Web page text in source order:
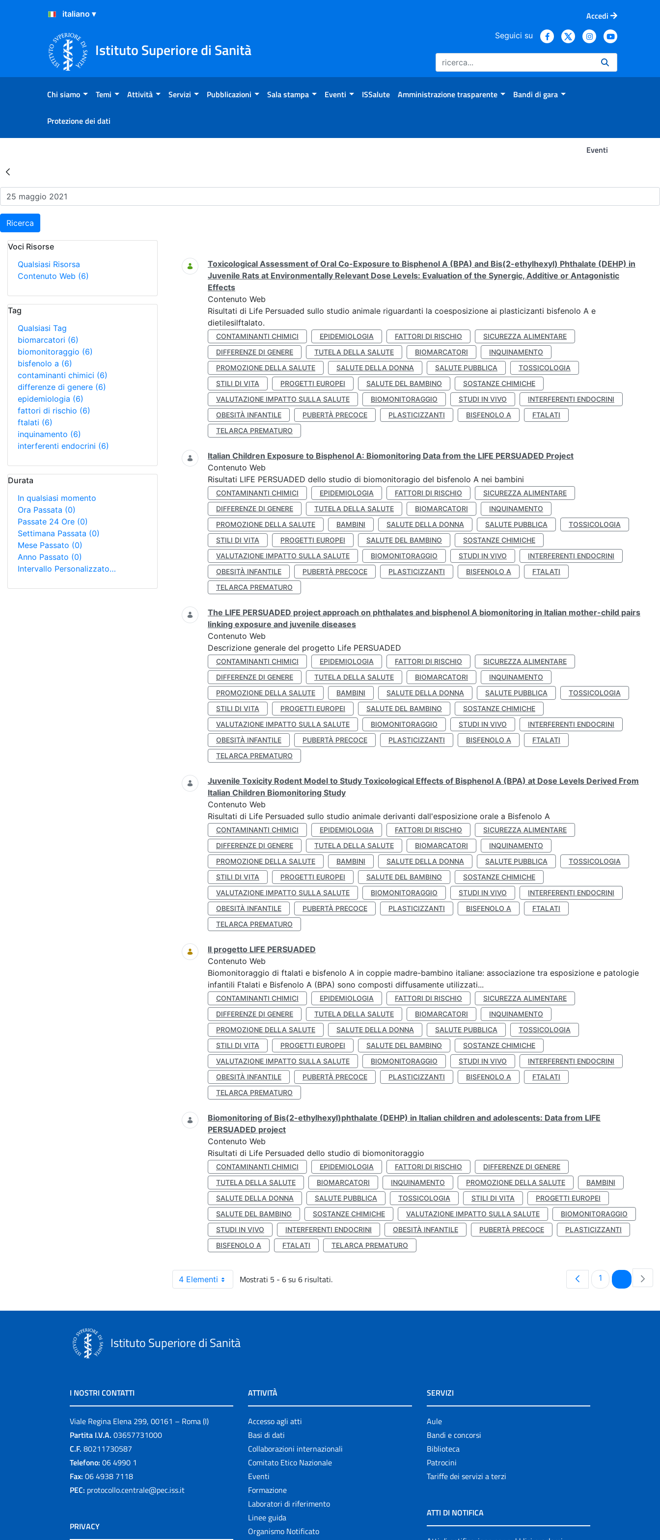
Salta al Contenuto
Salta al Footer
Accedi
Istituto Superiore di Sanità
Seguici su
Chi siamo Temi Attività Servizi Pubblicazioni Sala stampa Eventi ISSalute Amministrazione trasparente Bandi di gara
Protezione dei dati
Eventi
Risultati della Ricerca - Eventi
Ricerca
Voci Risorse
Qualsiasi Risorsa
Contenuto Web (6)
Tag
Qualsiasi Tag
biomarcatori (6)
biomonitoraggio (6)
bisfenolo a (6)
contaminanti chimici (6)
differenze di genere (6)
epidemiologia (6)
fattori di rischio (6)
ftalati (6)
inquinamento (6)
interferenti endocrini (6)
Durata
In qualsiasi momento
Ora Passata (0)
Passate 24 Ore (0)
Settimana Passata (0)
Mese Passato (0)
Anno Passato (0)
Intervallo Personalizzato…
Ricerca
Toxicological Assessment of Oral Co-Exposure to Bisphenol A (BPA) and Bis(2-ethylhexyl) Phthalate (DEHP) in
Juvenile Rats at Environmentally Relevant Dose Levels: Evaluation of the Synergic, Additive or Antagonistic
Effects
Contenuto Web
Risultati di Life Persuaded sullo studio animale riguardanti la coesposizione ai plasticizanti bisfenolo A e
dietilesilftalato.
CONTAMINANTI CHIMICI EPIDEMIOLOGIA FATTORI DI RISCHIO
SICUREZZA ALIMENTARE
DIFFERENZE DI GENERE
TUTELA DELLA SALUTE BIOMARCATORI
INQUINAMENTO
PROMOZIONE DELLA SALUTE
SALUTE DELLA DONNA SALUTE PUBBLICA
TOSSICOLOGIA
STILI DI VITA
PROGETTI EUROPEI SALUTE DEL BAMBINO
SOSTANZE CHIMICHE
VALUTAZIONE IMPATTO SULLA SALUTE
BIOMONITORAGGIO STUDI IN VIVO
INTERFERENTI ENDOCRINI
OBESITÀ INFANTILE
PUBERTÀ PRECOCE PLASTICIZZANTI BISFENOLO A
FTALATI
TELARCA PREMATURO
Italian Children Exposure to Bisphenol A: Biomonitoring Data from the LIFE PERSUADED Project
Contenuto Web
Risultati LIFE PERSUADED dello studio di biomonitoragio del bisfenolo A nei bambini
CONTAMINANTI CHIMICI EPIDEMIOLOGIA FATTORI DI RISCHIO
SICUREZZA ALIMENTARE
DIFFERENZE DI GENERE
TUTELA DELLA SALUTE BIOMARCATORI
INQUINAMENTO
PROMOZIONE DELLA SALUTE
BAMBINI SALUTE DELLA DONNA SALUTE PUBBLICA
TOSSICOLOGIA
STILI DI VITA
PROGETTI EUROPEI SALUTE DEL BAMBINO
SOSTANZE CHIMICHE
VALUTAZIONE IMPATTO SULLA SALUTE
BIOMONITORAGGIO STUDI IN VIVO
INTERFERENTI ENDOCRINI
OBESITÀ INFANTILE
PUBERTÀ PRECOCE PLASTICIZZANTI BISFENOLO A
FTALATI
TELARCA PREMATURO
The LIFE PERSUADED project approach on phthalates and bisphenol A biomonitoring in Italian mother-child pairs
linking exposure and juvenile diseases
Contenuto Web
Descrizione generale del progetto Life PERSUADED
CONTAMINANTI CHIMICI EPIDEMIOLOGIA FATTORI DI RISCHIO
SICUREZZA ALIMENTARE
DIFFERENZE DI GENERE
TUTELA DELLA SALUTE BIOMARCATORI
INQUINAMENTO
PROMOZIONE DELLA SALUTE
BAMBINI SALUTE DELLA DONNA SALUTE PUBBLICA
TOSSICOLOGIA
STILI DI VITA
PROGETTI EUROPEI SALUTE DEL BAMBINO
SOSTANZE CHIMICHE
VALUTAZIONE IMPATTO SULLA SALUTE
BIOMONITORAGGIO STUDI IN VIVO
INTERFERENTI ENDOCRINI
OBESITÀ INFANTILE
PUBERTÀ PRECOCE PLASTICIZZANTI BISFENOLO A
FTALATI
TELARCA PREMATURO
Juvenile Toxicity Rodent Model to Study Toxicological Effects of Bisphenol A (BPA) at Dose Levels Derived From
Italian Children Biomonitoring Study
Contenuto Web
Risultati di Life Persuaded sullo studio animale derivanti dall'esposizione orale a Bisfenolo A
CONTAMINANTI CHIMICI EPIDEMIOLOGIA FATTORI DI RISCHIO
SICUREZZA ALIMENTARE
DIFFERENZE DI GENERE
TUTELA DELLA SALUTE BIOMARCATORI
INQUINAMENTO
PROMOZIONE DELLA SALUTE
BAMBINI SALUTE DELLA DONNA SALUTE PUBBLICA
TOSSICOLOGIA
STILI DI VITA
PROGETTI EUROPEI SALUTE DEL BAMBINO
SOSTANZE CHIMICHE
VALUTAZIONE IMPATTO SULLA SALUTE
BIOMONITORAGGIO STUDI IN VIVO
INTERFERENTI ENDOCRINI
OBESITÀ INFANTILE
PUBERTÀ PRECOCE PLASTICIZZANTI BISFENOLO A
FTALATI
TELARCA PREMATURO
Il progetto LIFE PERSUADED
Contenuto Web
Biomonitoraggio di ftalati e bisfenolo A in coppie madre-bambino italiane: associazione tra esposizione e patologie
infantili Ftalati e Bisfenolo A (BPA) sono composti diffusamente utilizzati...
CONTAMINANTI CHIMICI EPIDEMIOLOGIA FATTORI DI RISCHIO
SICUREZZA ALIMENTARE
DIFFERENZE DI GENERE
TUTELA DELLA SALUTE BIOMARCATORI
INQUINAMENTO
PROMOZIONE DELLA SALUTE
SALUTE DELLA DONNA SALUTE PUBBLICA
TOSSICOLOGIA
STILI DI VITA
PROGETTI EUROPEI SALUTE DEL BAMBINO
SOSTANZE CHIMICHE
VALUTAZIONE IMPATTO SULLA SALUTE
BIOMONITORAGGIO STUDI IN VIVO
INTERFERENTI ENDOCRINI
OBESITÀ INFANTILE
PUBERTÀ PRECOCE PLASTICIZZANTI BISFENOLO A
FTALATI
TELARCA PREMATURO
Biomonitoring of Bis(2-ethylhexyl)phthalate (DEHP) in Italian children and adolescents: Data from LIFE
PERSUADED project
Contenuto Web
Risultati di Life Persuaded dello studio di biomonitoraggio
CONTAMINANTI CHIMICI EPIDEMIOLOGIA FATTORI DI RISCHIO
DIFFERENZE DI GENERE
TUTELA DELLA SALUTE
BIOMARCATORI INQUINAMENTO PROMOZIONE DELLA SALUTE
BAMBINI
SALUTE DELLA DONNA
SALUTE PUBBLICA TOSSICOLOGIA STILI DI VITA
PROGETTI EUROPEI
SALUTE DEL BAMBINO
SOSTANZE CHIMICHE VALUTAZIONE IMPATTO SULLA SALUTE
BIOMONITORAGGIO
STUDI IN VIVO
INTERFERENTI ENDOCRINI OBESITÀ INFANTILE PUBERTÀ PRECOCE
PLASTICIZZANTI
BISFENOLO A
FTALATI TELARCA PREMATURO
4 Elementi Mostrati 5 - 6 su 6 risultati. Pagina
1 Pagina
Istituto Superiore di Sanità
I NOSTRI CONTATTI
Viale Regina Elena 299, 00161 – Roma (I)
Partita I.V.A. 03657731000
C.F. 80211730587
Telefono: 06 4990 1
Fax: 06 4938 7118
PEC: protocollo.centrale@pec.iss.it
PRIVACY
ATTIVITÀ
Accesso agli atti
Basi di dati
Collaborazioni internazionali
Comitato Etico Nazionale
Eventi
Formazione
Laboratori di riferimento
Linee guida
Organismo Notificato
SERVIZI
Aule
Bandi e concorsi
Biblioteca
Patrocini
Tariffe dei servizi a terzi
ATTI DI NOTIFICA